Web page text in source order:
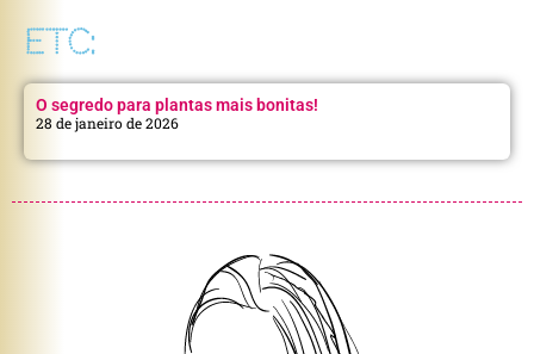
ETC:
O segredo para plantas mais bonitas!
28 de janeiro de 2026